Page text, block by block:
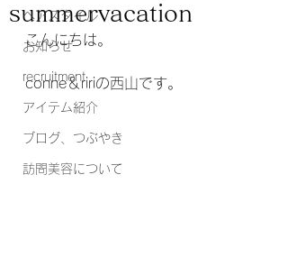
ヘアスタイル
お知らせ
recruitment
アイテム紹介
ブログ、つぶやき
訪問美容について
summervacation
こんにちは。
conne＆ririの西山です。